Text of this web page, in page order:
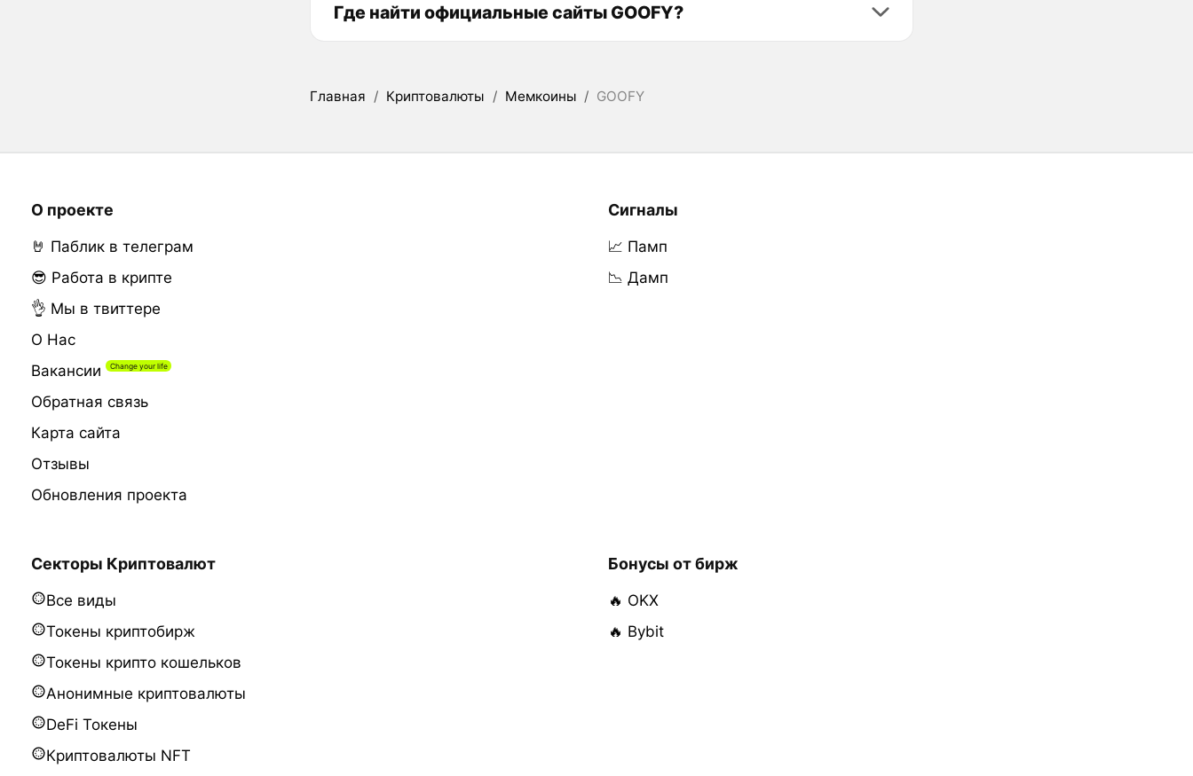
Где найти официальные сайты GOOFY?
Главная / Криптовалюты / Мемкоины / GOOFY
О проекте
🤘 Паблик в телеграм
😎 Работа в крипте
👌 Мы в твиттере
О Нас
Вакансии
Обратная связь
Карта сайта
Отзывы
Обновления проекта
Сигналы
📈 Памп
📉 Дамп
Секторы Криптовалют
Все виды
Токены криптобирж
Токены крипто кошельков
Анонимные криптовалюты
DeFi Токены
Криптовалюты NFT
Бонусы от бирж
🔥 OKX
🔥 Bybit